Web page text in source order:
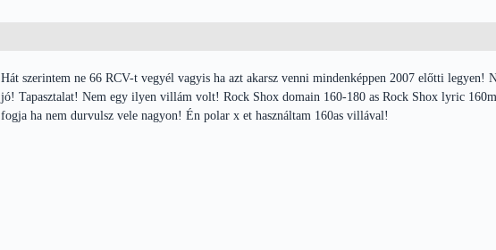
Hát szerintem ne 66 RCV-t vegyél vagyis ha azt akarsz venni mindenképpen 2007 előtti legyen!
jó! Tapasztalat! Nem egy ilyen villám volt! Rock Shox domain 160-180 as Rock Shox lyric
fogja ha nem durvulsz vele nagyon! Én polar x et használtam 160as villával!